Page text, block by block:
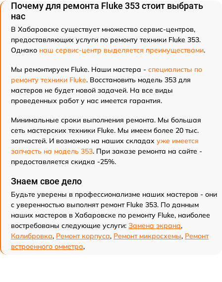
Почему для ремонта Fluke 353 стоит выбрать
нас
В Хабаровске существует множество сервис-центров,
предоставляющих услуги по ремонту техники Fluke 353.
Однако наш сервис-центр выделяется преимуществами.
Мы ремонтируем Fluke. Наши мастера - специалисты по
ремонту техники Fluke. Восстановить модель 353 для
мастеров не будет новой задачей. На все виды
проведенных работ у нас имеется гарантия.
Минимальные сроки выполнения ремонта. Мы большая
сеть мастерских техники Fluke. Мы имеем более 20 тыс.
запчастей. И возможно на наших складах уже имеется
запчасть на модель 353. При заказе ремонта на сайте -
предоставляется скидка -25%.
Знаем свое дело
Будьте уверены в профессионализме наших мастеров - они
с уверенностью выполнят ремонт Fluke 353. По данным
наших мастеров в Хабаровске по ремонту Fluke, наиболее
востребованы следующие услуги: Замена экрана,
Калибровка, Ремонт корпуса, Ремонт микросхемы, Ремонт
встроенного омметра,